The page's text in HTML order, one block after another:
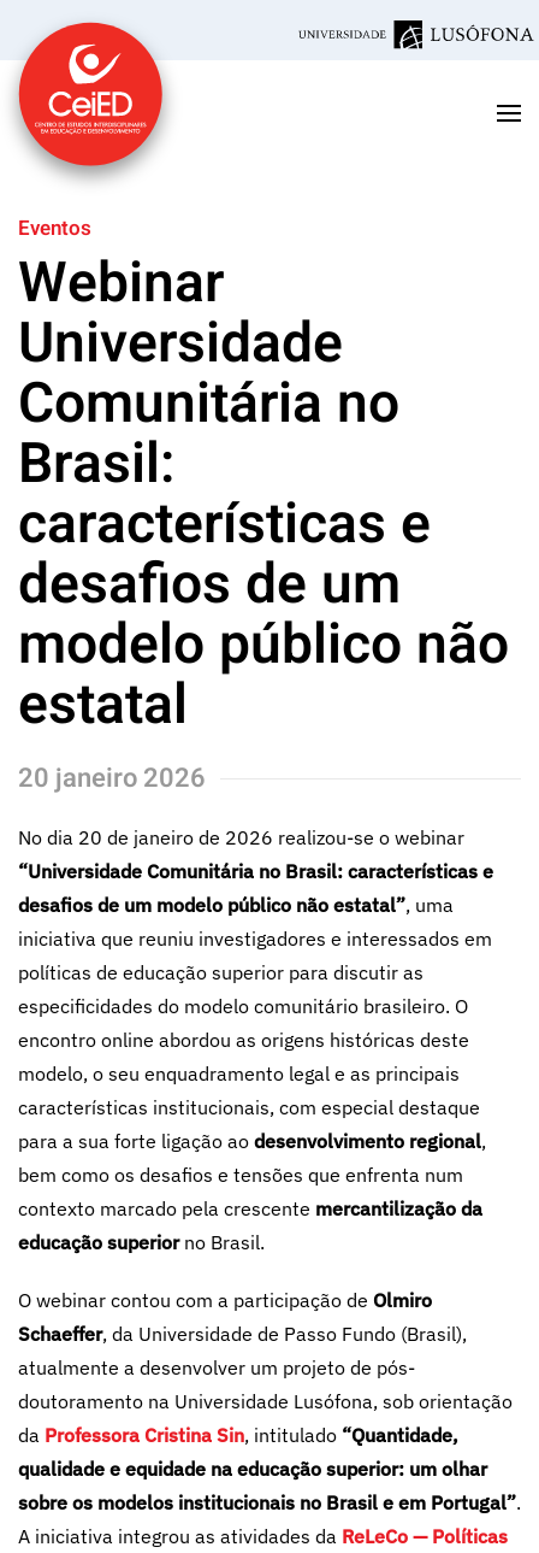
Saltar para o conteúdo principal
Eventos
Webinar
Universidade
Comunitária no
Brasil:
características e
desafios de um
modelo público não
estatal
20 janeiro 2026
No dia 20 de janeiro de 2026 realizou-se o webinar
“Universidade Comunitária no Brasil: características e
desafios de um modelo público não estatal”, uma
iniciativa que reuniu investigadores e interessados em
políticas de educação superior para discutir as
especificidades do modelo comunitário brasileiro. O
encontro online abordou as origens históricas deste
modelo, o seu enquadramento legal e as principais
características institucionais, com especial destaque
para a sua forte ligação ao desenvolvimento regional,
bem como os desafios e tensões que enfrenta num
contexto marcado pela crescente mercantilização da
educação superiorno Brasil.
O webinar contou com a participação de Olmiro
Schaeffer, da Universidade de Passo Fundo (Brasil),
atualmente a desenvolver um projeto de pós-
doutoramento na Universidade Lusófona, sob orientação
da Professora Cristina Sin, intitulado “Quantidade,
qualidade e equidade na educação superior: um olhar
sobre os modelos institucionais no Brasil e em Portugal”.
A iniciativa integrou as atividades da ReLeCo — Políticas